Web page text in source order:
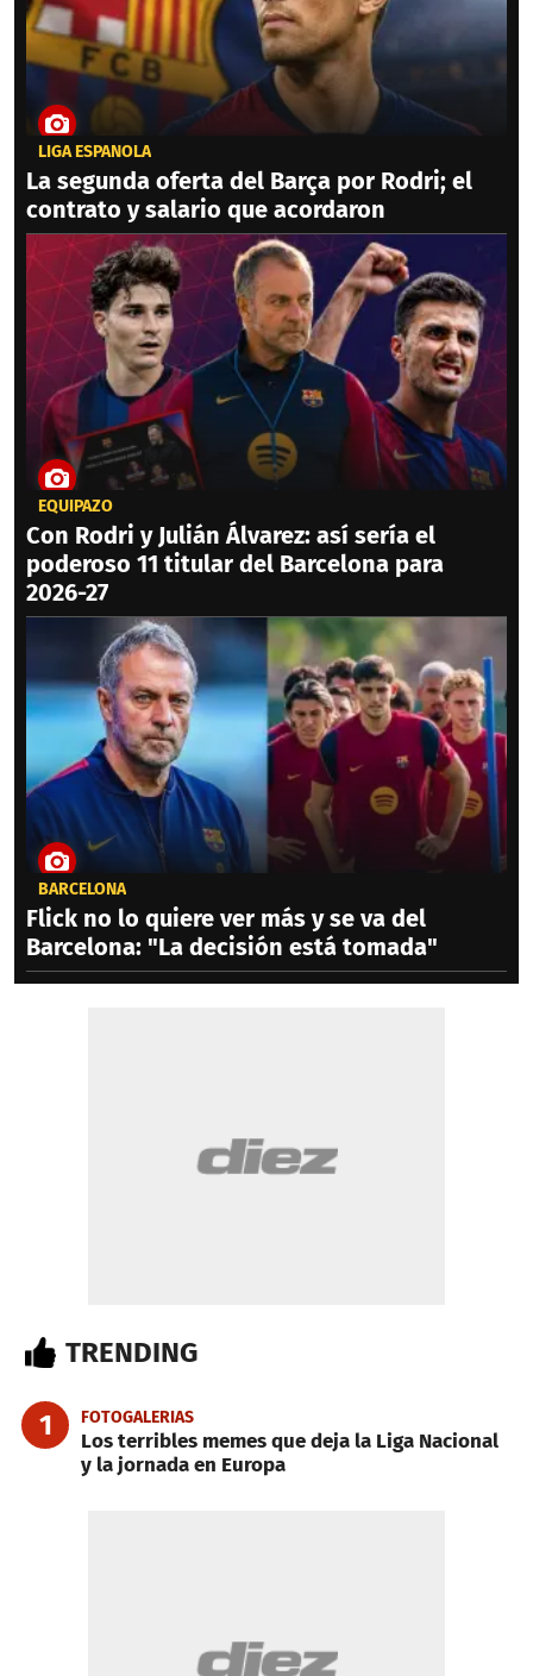
LIGA ESPAÑOLA
La segunda oferta del Barça por Rodri; el
contrato y salario que acordaron
EQUIPAZO
Con Rodri y Julián Álvarez: así sería el
poderoso 11 titular del Barcelona para
2026-27
BARCELONA
Flick no lo quiere ver más y se va del
Barcelona: "La decisión está tomada"
TRENDING
1 FOTOGALERIAS
Los terribles memes que deja la Liga Nacional
y la jornada en Europa